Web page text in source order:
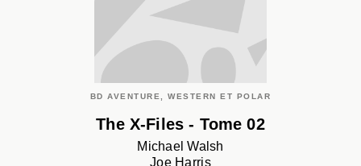
BD AVENTURE, WESTERN ET POLAR
The X-Files - Tome 02
Michael Walsh
Joe Harris